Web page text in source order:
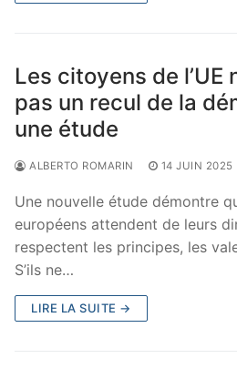
Les citoyens de l’UE
pas un recul de la
une étude
ALBERTO ROMARIN 14 JUIN 2025
Une nouvelle étude démontre
européens attendent de leurs
respectent les principes, les
S’ils ne…
LIRE LA SUITE →